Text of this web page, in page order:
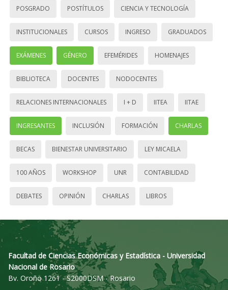
POSGRADO POSTÍTULOS CIENCIA Y TECNOLOGÍA
INSTITUCIONALES CURSOS INGRESO GRADUADOS
EXÁMENES GÉNERO EFEMÉRIDES HOMENAJES
BIBLIOTECA DOCENTES NODOCENTES
RELACIONES INTERNACIONALES I + D IITEA IITAE
INGRESANTES INCLUSIÓN FORMACIÓN CHARLAS
BECAS BIENESTAR UNIVERSITARIO LEY MICAELA
100 AÑOS WORKSHOP UNR CONTABILIDAD
DEBATES OPINIÓN CHARLAS LIBROS
Facultad de Ciencias Económicas y Estadística - Universidad
Nacional de Rosario
Bv. Oroño 1261 - S2000DSM - Rosario